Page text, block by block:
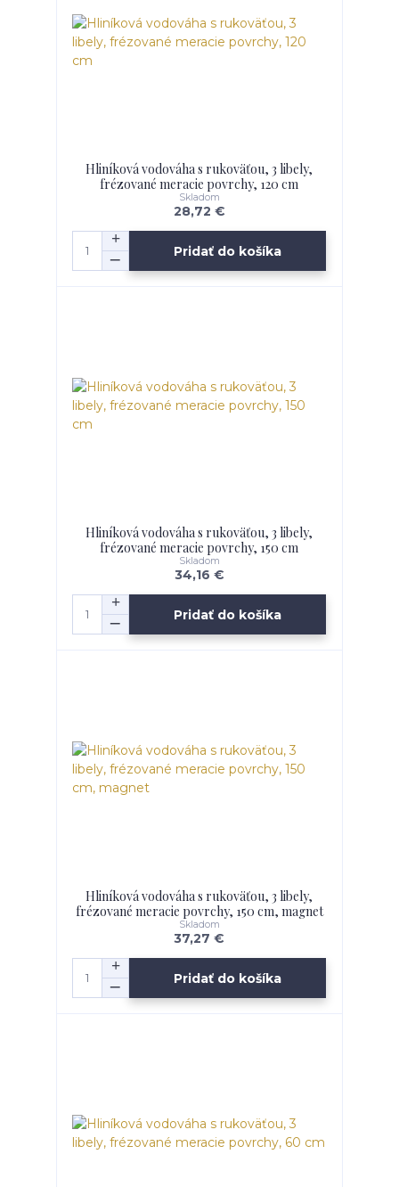
Hliníková vodováha s rukoväťou, 3 libely,
frézované meracie povrchy, 120 cm
28,72 €
Skladom
Pridať do košíka
Hliníková vodováha s rukoväťou, 3 libely,
frézované meracie povrchy, 150 cm
34,16 €
Skladom
Pridať do košíka
Hliníková vodováha s rukoväťou, 3 libely,
frézované meracie povrchy, 150 cm, magnet
37,27 €
Skladom
Pridať do košíka